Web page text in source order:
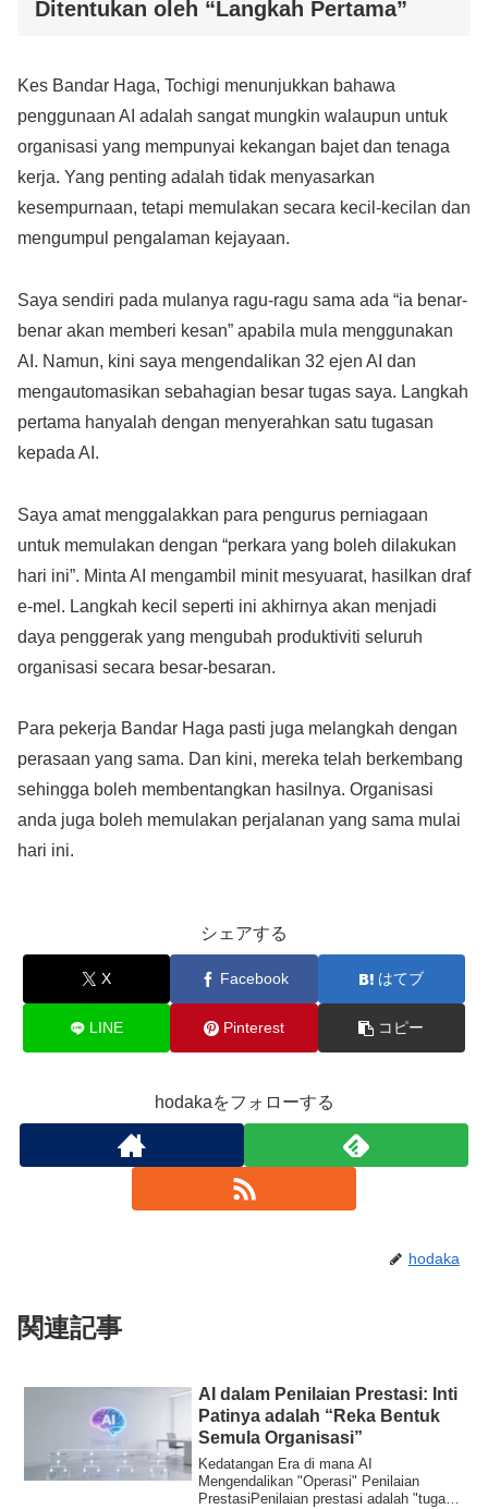
Ditentukan oleh “Langkah Pertama”
Kes Bandar Haga, Tochigi menunjukkan bahawa
penggunaan AI adalah sangat mungkin walaupun untuk
organisasi yang mempunyai kekangan bajet dan tenaga
kerja. Yang penting adalah tidak menyasarkan
kesempurnaan, tetapi memulakan secara kecil-kecilan dan
mengumpul pengalaman kejayaan.
Saya sendiri pada mulanya ragu-ragu sama ada “ia benar-
benar akan memberi kesan” apabila mula menggunakan
AI. Namun, kini saya mengendalikan 32 ejen AI dan
mengautomasikan sebahagian besar tugas saya. Langkah
pertama hanyalah dengan menyerahkan satu tugasan
kepada AI.
Saya amat menggalakkan para pengurus perniagaan
untuk memulakan dengan “perkara yang boleh dilakukan
hari ini”. Minta AI mengambil minit mesyuarat, hasilkan draf
e-mel. Langkah kecil seperti ini akhirnya akan menjadi
daya penggerak yang mengubah produktiviti seluruh
organisasi secara besar-besaran.
Para pekerja Bandar Haga pasti juga melangkah dengan
perasaan yang sama. Dan kini, mereka telah berkembang
sehingga boleh membentangkan hasilnya. Organisasi
anda juga boleh memulakan perjalanan yang sama mulai
hari ini.
シェアする
X Facebook はてブ
LINE Pinterest コピー
hodakaをフォローする
hodaka
関連記事
AI dalam Penilaian Prestasi: Inti
Patinya adalah “Reka Bentuk
Semula Organisasi”
Kedatangan Era di mana AI
Mengendalikan "Operasi" Penilaian
PrestasiPenilaian prestasi adalah "tugas